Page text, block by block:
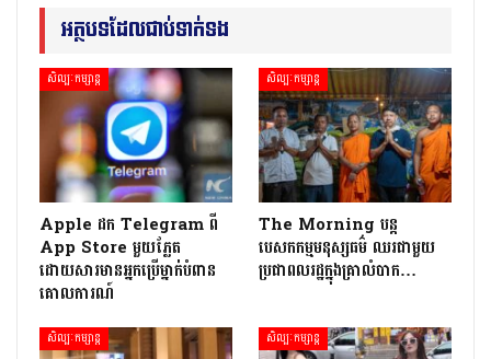
អត្ថបទដែលជាប់ទាក់ទង
សិល្បៈកម្សាន្ត
Apple ដក Telegram ពី
App Store មួយភ្លែត
ដោយសារមានអ្នកប្រើម្នាក់បំពាន
គោលការណ៍
សិល្បៈកម្សាន្ត
The Morning បន្ត
បេសកកម្មមនុស្សធម៌ ឈរជាមួយ
ប្រជាពលរដ្ឋក្នុងគ្រាលំបាក…
សិល្បៈកម្សាន្ត សិល្បៈកម្សាន្ត